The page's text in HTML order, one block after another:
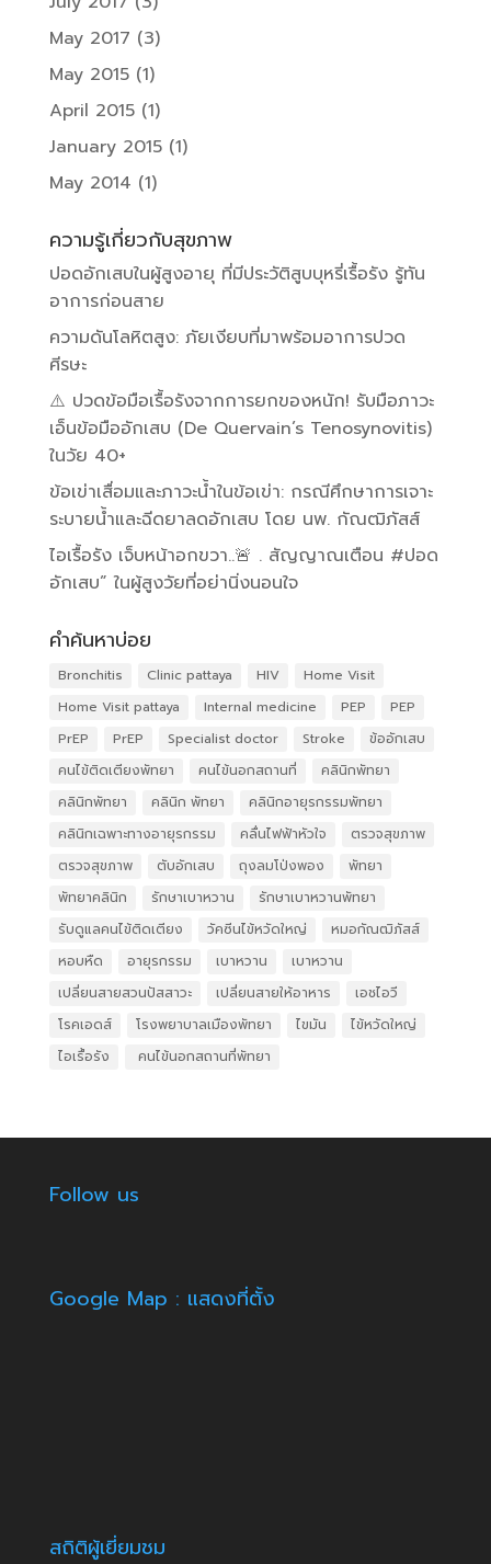
May 2017 (3)
May 2015(1)
April 2015(1)
January 2015(1)
May 2014 (1)
ความรู้เกี่ยวกับสุขภาพ
ปอดอักเสบในผู้สูงอายุ ที่มีประวัติสูบบุหรี่เรื้อรัง รู้ทัน
อาการก่อนสาย
ความดันโลหิตสูง: ภัยเงียบที่มาพร้อมอาการปวด
ศีรษะ
⚠️ ปวดข้อมือเรื้อรังจากการยกของหนัก! รับมือภาวะ
เอ็นข้อมืออักเสบ (De Quervain’s Tenosynovitis)
ในวัย 40+
ข้อเข่าเสื่อมและภาวะน้ำในข้อเข่า: กรณีศึกษาการเจาะ
ระบายน้ำและฉีดยาลดอักเสบ โดย นพ. กัณฒิภัสส์
ไอเรื้อรัง เจ็บหน้าอกขวา..🚨 . สัญญาณเตือน #ปอด
อักเสบ” ในผู้สูงวัยที่อย่านิ่งนอนใจ
คำค้นหาบ่อย
Bronchitis Clinic pattaya HIV
Home Visit
Home Visit pattaya
Internal medicine PEP
PEP
PrEP
PrEP Specialist doctor Stroke
ข้ออักเสบ
คนไข้ติดเตียงพัทยา
คนไข้นอกสถานที่
คลินิกพัทยา
คลินิกพัทยา
คลินิก พัทยา
คลินิกอายุรกรรมพัทยา
คลินิกเฉพาะทางอายุรกรรม
คลื่นไฟฟ้าหัวใจ
ตรวจสุขภาพ
ตรวจสุขภาพ
ตับอักเสบ ถุงลมโป่งพอง
พัทยา
พัทยาคลินิก
รักษาเบาหวาน
รักษาเบาหวานพัทยา
รับดูแลคนไข้ติดเตียง
วัคซีนไข้หวัดใหญ่
หมอกัณฒิภัสส์
หอบหืด
อายุรกรรม เบาหวาน
เบาหวาน
เปลี่ยนสายสวนปัสสาวะ
เปลี่ยนสายให้อาหาร
เอชไอวี
โรคเอดส์
โรงพยาบาลเมืองพัทยา ไขมัน
ไข้หวัดใหญ่
ไอเรื้อรัง
​ คนไข้นอกสถานที่พัทยา
Follow us
Google Map : แสดงที่ตั้ง
สถิติผู้เยี่ยมชม